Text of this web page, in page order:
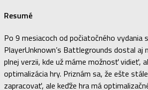
Resumé
Po 9 mesiacoch od počiatočného vydania
PlayerUnknown’s Battlegrounds dostal aj
plnej verzii, kde už máme možnosť vidieť,
optimalizácia hry. Priznám sa, že ešte
zapracovať, ale keďže hra má